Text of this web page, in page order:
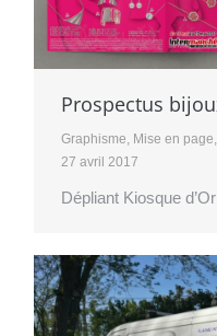
Prospectus
Graphisme, Mise en page,
27 avril 2017
Dépliant Kiosque